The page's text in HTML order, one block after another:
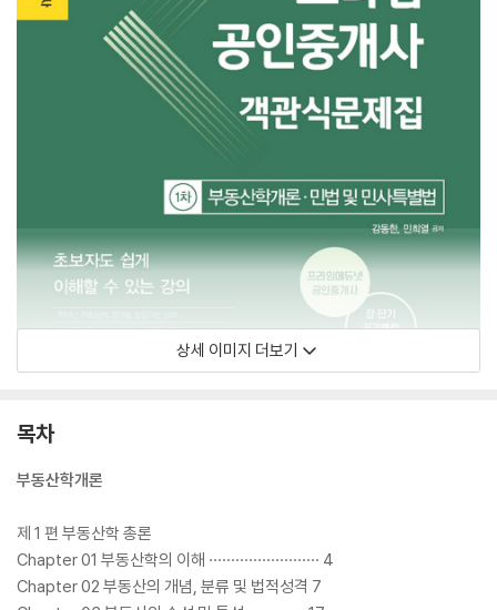
상세 이미지 더보기
목차
부동산학개론
제 1 편 부동산학 총론
Chapter 01 부동산학의 이해 ························· 4
Chapter 02 부동산의 개념, 분류 및 법적성격 7